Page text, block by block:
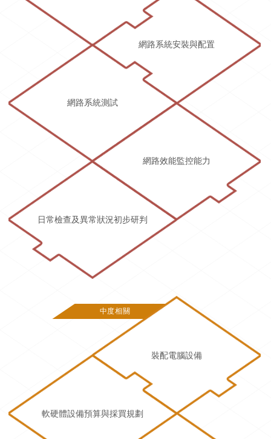
網路系統安裝與配置
網路系統測試
網路效能監控能力
日常檢查及異常狀況初步研判
中度相關
裝配電腦設備
軟硬體設備預算與採買規劃